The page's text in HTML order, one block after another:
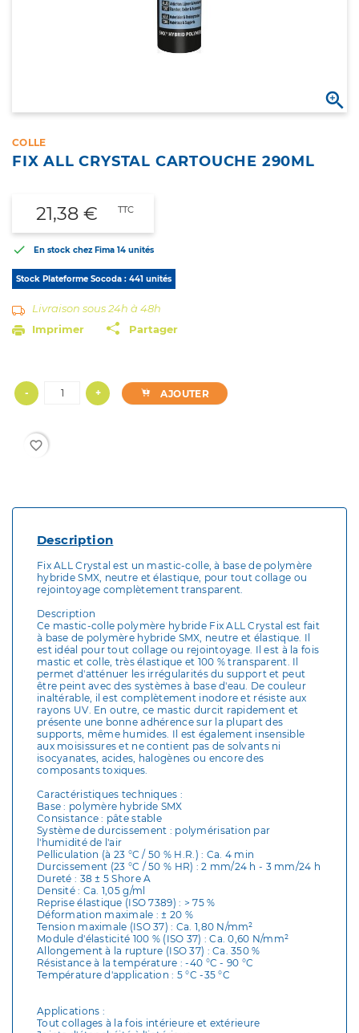

COLLE
FIX ALL CRYSTAL CARTOUCHE 290ML
21,38 € TTC
 En stock chez Fima 14 unités
Stock Plateforme Socoda : 441 unités
Livraison sous 24h à 48h
Imprimer
Partager
- + AJOUTER
favorite_border
Description
Fix ALL Crystal est un mastic-colle, à base de polymère
hybride SMX, neutre et élastique, pour tout collage ou
rejointoyage complètement transparent.
Description
Ce mastic-colle polymère hybride Fix ALL Crystal est fait
à base de polymère hybride SMX, neutre et élastique. Il
est idéal pour tout collage ou rejointoyage. Il est à la fois
mastic et colle, très élastique et 100 % transparent. Il
permet d'atténuer les irrégularités du support et peut
être peint avec des systèmes à base d'eau. De couleur
inaltérable, il est complètement inodore et résiste aux
rayons UV. En outre, ce mastic durcit rapidement et
présente une bonne adhérence sur la plupart des
supports, même humides. Il est également insensible
aux moisissures et ne contient pas de solvants ni
isocyanates, acides, halogènes ou encore des
composants toxiques.
Caractéristiques techniques :
Base : polymère hybride SMX
Consistance : pâte stable
Système de durcissement : polymérisation par
l'humidité de l'air
Pelliculation (à 23 °C / 50 % H.R.) : Ca. 4 min
Durcissement (23 °C / 50 % HR) : 2 mm/24 h - 3 mm/24 h
Dureté : 38 ± 5 Shore A
Densité : Ca. 1,05 g/ml
Reprise élastique (ISO 7389) : > 75 %
Déformation maximale : ± 20 %
Tension maximale (ISO 37) : Ca. 1,80 N/mm²
Module d'élasticité 100 % (ISO 37) : Ca. 0,60 N/mm²
Allongement à la rupture (ISO 37) : Ca. 350 %
Résistance à la température : -40 °C - 90 °C
Température d'application : 5 °C -35 °C
Applications :
Tout collages à la fois intérieure et extérieure